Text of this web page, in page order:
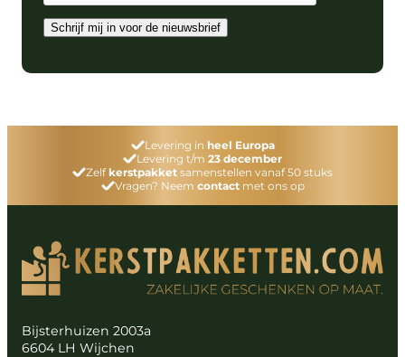
Schrijf mij in voor de nieuwsbrief
Levering in heel Europa
Levering t/m 23 december
Zelf kerstpakket samenstellen vanaf 50 stuks
Vragen? Neem contactmet ons op
Bijsterhuizen 2003a
6604 LH Wijchen